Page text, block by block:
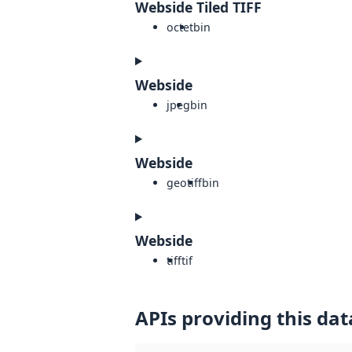
Webside Tiled TIFF
octetbin
Webside
jpegbin
Webside
geotiffbin
Webside
tifftif
APIs providing this